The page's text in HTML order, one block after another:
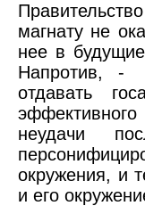
магнату не
нее в
Напротив, -
отдавать
неудачи
окружения, и
и его